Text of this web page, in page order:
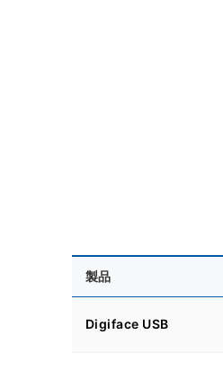
製品
Digiface USB